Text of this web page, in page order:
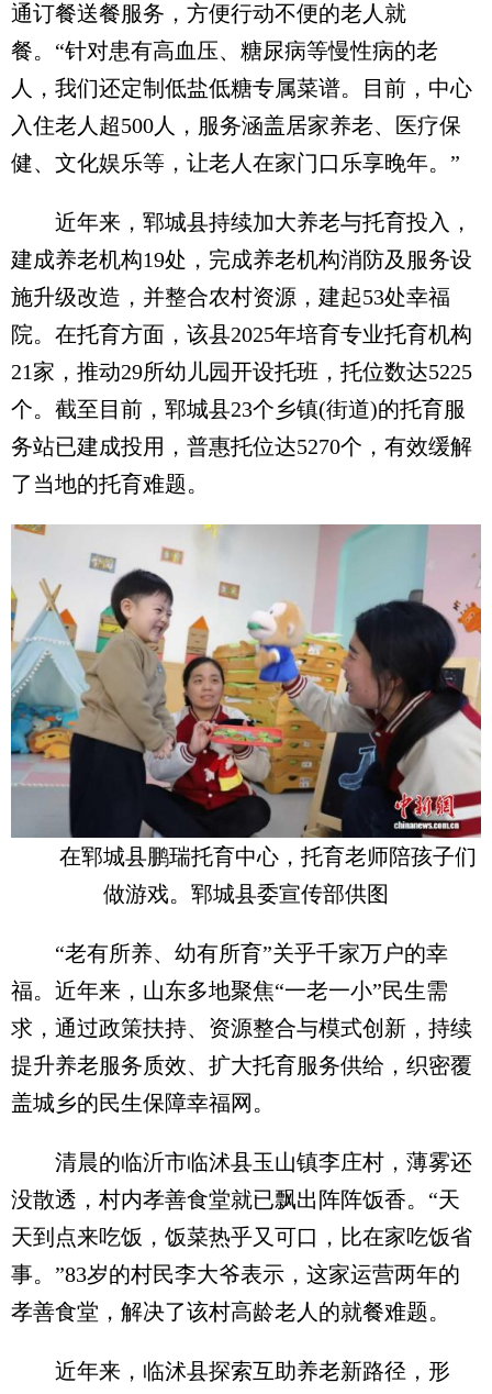
通订餐送餐服务，方便行动不便的老人就
餐。“针对患有高血压、糖尿病等慢性病的老
人，我们还定制低盐低糖专属菜谱。目前，中心
入住老人超500人，服务涵盖居家养老、医疗保
健、文化娱乐等，让老人在家门口乐享晚年。”
近年来，郓城县持续加大养老与托育投入，
建成养老机构19处，完成养老机构消防及服务设
施升级改造，并整合农村资源，建起53处幸福
院。在托育方面，该县2025年培育专业托育机构
21家，推动29所幼儿园开设托班，托位数达5225
个。截至目前，郓城县23个乡镇(街道)的托育服
务站已建成投用，普惠托位达5270个，有效缓解
了当地的托育难题。
在郓城县鹏瑞托育中心，托育老师陪孩子们
做游戏。郓城县委宣传部供图
“老有所养、幼有所育”关乎千家万户的幸
福。近年来，山东多地聚焦“一老一小”民生需
求，通过政策扶持、资源整合与模式创新，持续
提升养老服务质效、扩大托育服务供给，织密覆
盖城乡的民生保障幸福网。
清晨的临沂市临沭县玉山镇李庄村，薄雾还
没散透，村内孝善食堂就已飘出阵阵饭香。“天
天到点来吃饭，饭菜热乎又可口，比在家吃饭省
事。”83岁的村民李大爷表示，这家运营两年的
孝善食堂，解决了该村高龄老人的就餐难题。
近年来，临沭县探索互助养老新路径，形